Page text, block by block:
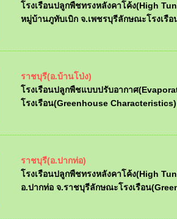
โรงเรือนปลูกพืชทรงหลังคาโค้ง(High
หมู่บ้านภูทับเบิก จ.เพชรบุรีลักษณะโรงเรื
ราชบุรี(อ.บ้านโป่ง)
โรงเรือนปลูกพืชแบบปรับอากาศ
โรงเรือน(Greenhouse Characteristics)
ราชบุรี(อ.ปากท่อ)
โรงเรือนปลูกพืชทรงหลังคาโค้ง(High
อ.ปากท่อ จ.ราชบุรีลักษณะโรงเรือน